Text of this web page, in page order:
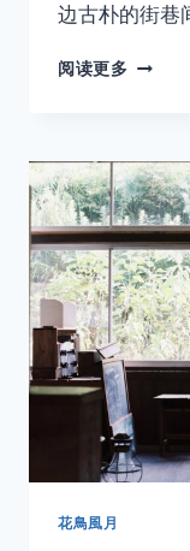
边古朴的街巷
阅读更多
很
好
吃
——
日
本
花鳥風月